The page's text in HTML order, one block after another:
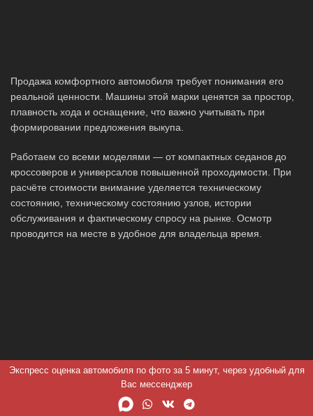
Продажа комфортного автомобиля требует понимания его
реальной ценности. Машины этой марки ценятся за простор,
плавность хода и оснащение, что важно учитывать при
формировании предложения выкупа.
Работаем со всеми моделями — от компактных седанов до
кроссоверов и универсалов повышенной проходимости. При
расчёте стоимости внимание уделяется техническому
состоянию, техническому состоянию узлов, истории
обслуживания и фактическому спросу на рынке. Осмотр
проводится на месте в удобное для владельца время.
Экспресс оценка автомобиля по фото за 5 минут, через удобный для
Вас мессенджер